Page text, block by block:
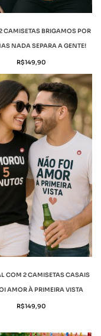
CAMISETAS BRIGAMOS POR
NADA SEPARA A GENTE!
R$149,90
COM 2 CAMISETAS CASAIS
AMOR À PRIMEIRA VISTA
R$149,90